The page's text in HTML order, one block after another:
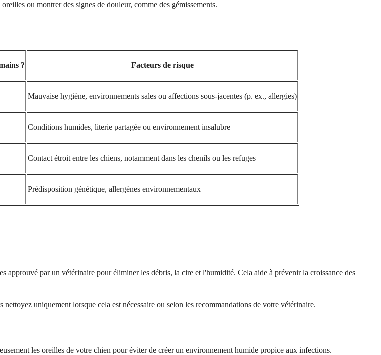
ou montrer des signes de douleur, comme des gémissements.
? Facteurs de risque
Mauvaise hygiène, environnements sales ou affections sous-jacentes (p. ex., allergies)
Conditions humides, literie partagée ou environnement insalubre
Contact étroit entre les chiens, notamment dans les chenils ou les refuges
Prédisposition génétique, allergènes environnementaux
approuvé par un vétérinaire pour éliminer les débris, la cire et l'humidité. Cela aide à prévenir la croissance des
uniquement lorsque cela est nécessaire ou selon les recommandations de votre vétérinaire.
les oreilles de votre chien pour éviter de créer un environnement humide propice aux infections.